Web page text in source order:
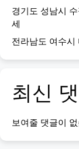
경기도 성남시
세
전라남도 여수
최신
보여줄 댓글이